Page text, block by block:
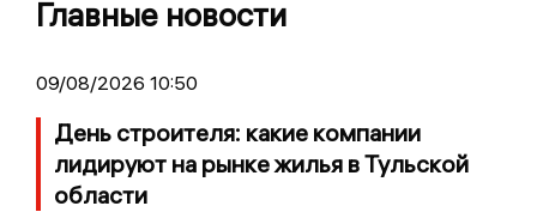
Главные новости
09/08/2026 10:50
День строителя: какие компании
лидируют на рынке жилья в Тульской
области